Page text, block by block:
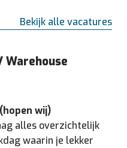
Bekijk alle vacatures
wij)
alles overzichtelijk
waarin je lekker